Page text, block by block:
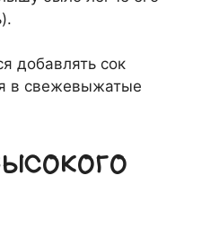
добавлять сок
в свежевыжатые